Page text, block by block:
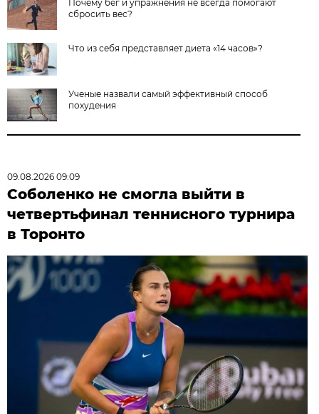
Почему бег и упражнения не всегда помогают
сбросить вес?
Что из себя представляет диета «14 часов»?
Ученые назвали самый эффективный способ
похудения
09.08.2026 09:09
Соболенко не смогла выйти в
четвертьфинал теннисного турнира
в Торонто